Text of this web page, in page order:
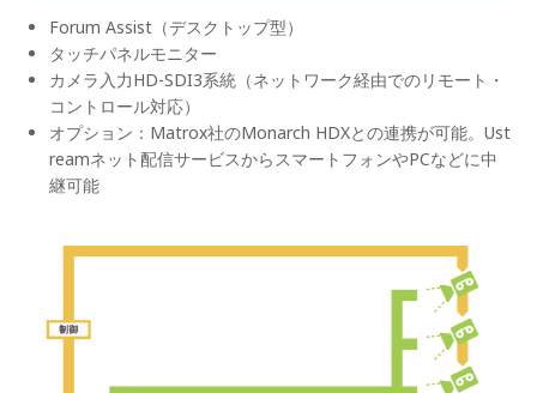
Forum Assist（デスクトップ型）
タッチパネルモニター
カメラ入力HD-SDI3系統（ネットワーク経由でのリモート・
コントロール対応）
オプション：Matrox社のMonarch HDXとの連携が可能。Ust
reamネット配信サービスからスマートフォンやPCなどに中
継可能